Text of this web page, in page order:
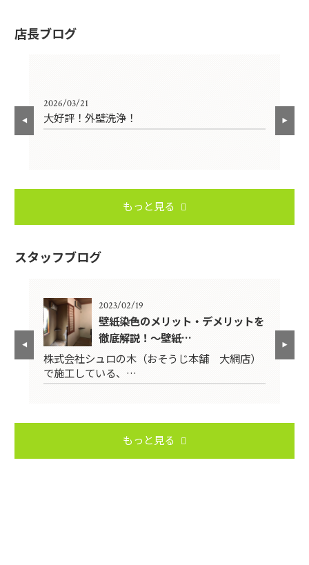
店長ブログ
2026/03/21
大好評！外壁洗浄！
もっと見る
スタッフブログ
2023/02/19
壁紙染色のメリット・デメリットを
徹底解説！～壁紙…
株式会社シュロの木（おそうじ本舗 大網店）
で施工している、…
もっと見る